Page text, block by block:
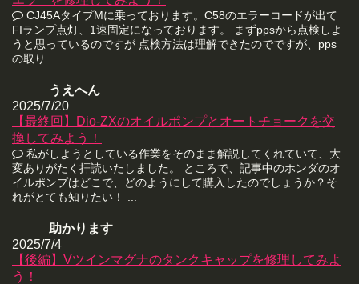
CJ45AタイプMに乗っております。C58のエラーコードが出て
FIランプ点灯、1速固定になっております。 まずppsから点検しよ
うと思っているのですが 点検方法は理解できたのでですが、pps
の取り...
うえへん
2025/7/20
【最終回】Dio-ZXのオイルポンプとオートチョークを交
換してみよう！
私がしようとしている作業をそのまま解説してくれていて、大
変ありがたく拝読いたしました。 ところで、記事中のホンダのオ
イルポンプはどこで、どのようにして購入したのでしょうか？そ
れがとても知りたい！ ...
助かります
2025/7/4
【後編】Vツインマグナのタンクキャップを修理してみよ
う！